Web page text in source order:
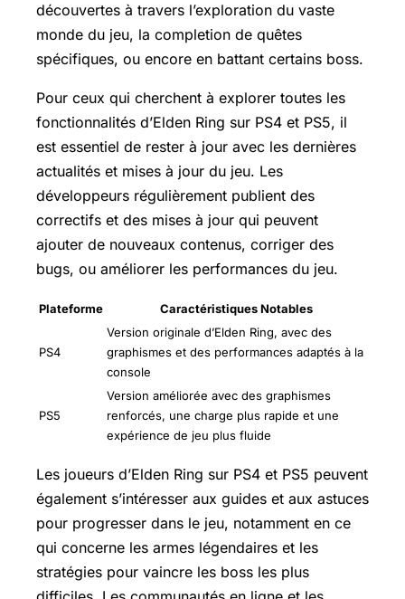
découvertes à travers l’exploration du vaste
monde du jeu, la completion de quêtes
spécifiques, ou encore en battant certains boss.
Pour ceux qui cherchent à explorer toutes les
fonctionnalités d’Elden Ring sur PS4 et PS5, il
est essentiel de rester à jour avec les dernières
actualités et mises à jour du jeu. Les
développeurs régulièrement publient des
correctifs et des mises à jour qui peuvent
ajouter de nouveaux contenus, corriger des
bugs, ou améliorer les performances du jeu.
Plateforme Caractéristiques Notables
PS4
Version originale d’Elden Ring, avec des
graphismes et des performances adaptés à la
console
PS5
Version améliorée avec des graphismes
renforcés, une charge plus rapide et une
expérience de jeu plus fluide
Les joueurs d’Elden Ring sur PS4 et PS5 peuvent
également s’intéresser aux guides et aux astuces
pour progresser dans le jeu, notamment en ce
qui concerne les armes légendaires et les
stratégies pour vaincre les boss les plus